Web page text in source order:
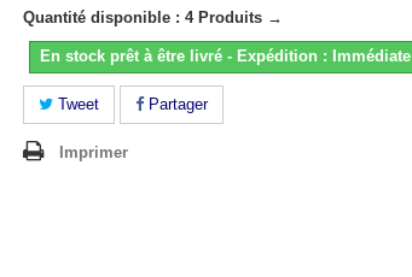
Quantité disponible : 4 Produits →
En stock prêt à être livré - Expédition : Immédiate
Tweet Partager
Imprimer